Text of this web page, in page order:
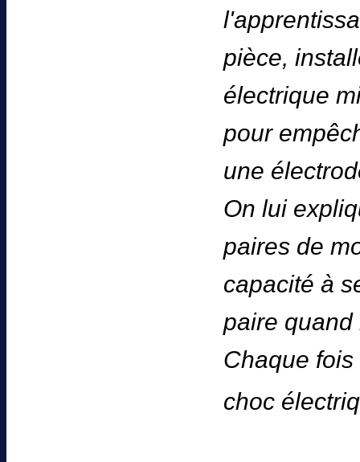
pièce,
électrique
pour
une
On lui
paires de
capacité à
paire quand
Chaque
choc